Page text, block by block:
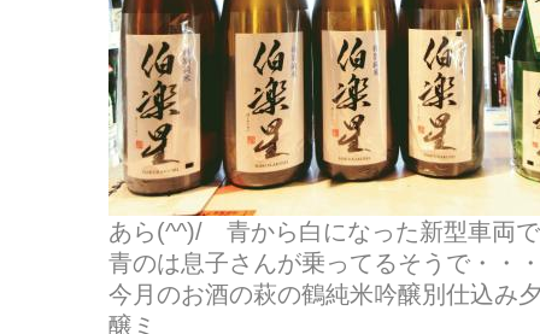
あら(^^)/ 青から白になった新型車両
青のは息子さんが乗ってるそうで・・
今月のお酒の萩の鶴純米吟醸別仕込み
醸ミ